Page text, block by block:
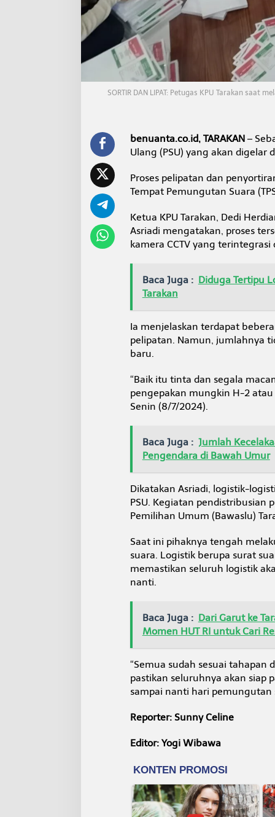
S
i
i
s
b
u
s
k
a
SORTIR DAN LIPAT: Petugas KPU Tarakan saat
benuanta.co.id, TARAKAN–
Ulang (PSU) yang akan digelar
Proses pelipatan dan
Tempat Pemungutan Suara
Ketua KPU Tarakan, Dedi
Asriadi mengatakan, proses
kamera CCTV yang terintegrasi
Baca Juga : Diduga Tertipu
Tarakan
Ia menjelaskan terdapat
pelipatan. Namun, jumlahnya
baru.
“Baik itu tinta dan segala
pengepakan mungkin H-2 atau
Senin (8/7/2024).
Baca Juga : Jumlah
Pengendara di Bawah Umur
Dikatakan Asriadi, logistik-
PSU. Kegiatan pendistribusian
Pemilihan Umum (Bawaslu)
Saat ini pihaknya tengah
suara. Logistik berupa surat
memastikan seluruh logistik
nanti.
Baca Juga : Dari Garut ke
Momen HUT RI untuk Cari
“Semua sudah sesuai tahapan
pastikan seluruhnya akan siap
sampai nanti hari pemungutan
Reporter: Sunny Celine
Editor: Yogi Wibawa